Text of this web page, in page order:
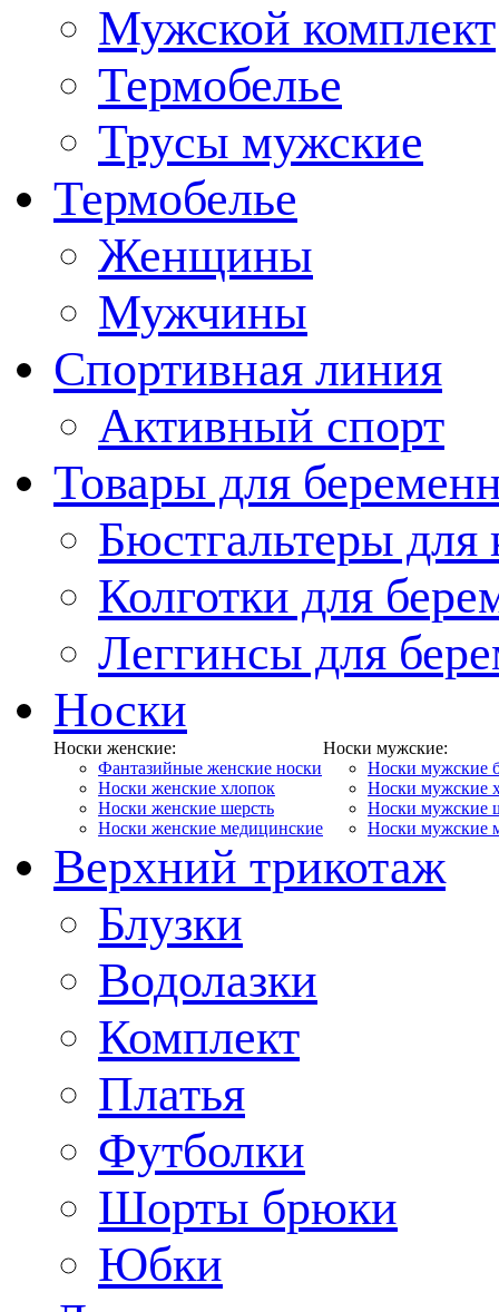
Мужской комплект
Термобелье
Трусы мужские
Термобелье
Женщины
Мужчины
Спортивная линия
Активный спорт
Товары для
Бюстгальтеры
Колготки для
Леггинсы для
Носки
Носки женские:
Фантазийные женские носки
Носки женские хлопок
Носки женские шерсть
Носки женские медицинские
Носки мужские:
Носки мужские
Носки мужские
Носки мужские
Носки мужские
Верхний трикотаж
Блузки
Водолазки
Комплект
Платья
Футболки
Шорты брюки
Юбки